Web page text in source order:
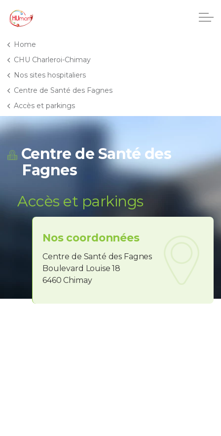
CHU Charleroi-Chimay
Maisons de repos
Crèches
Pôle enfance et adolescence
HUmani
PROFESSIONNELS DE LA SANTÉ
JOBS ET STAGES
Home
CHU Charleroi-Chimay
Nos sites hospitaliers
Centre de Santé des Fagnes
Accès et parkings
Centre de Santé des
Fagnes
Accès et parkings
Nos coordonnées
Centre de Santé des Fagnes
Boulevard Louise 18
6460 Chimay